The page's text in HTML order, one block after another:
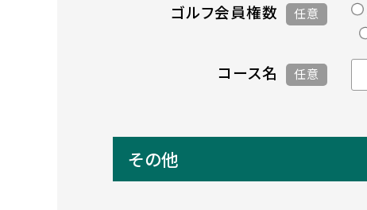
ゴルフ会員権数 任意
コース名 任意
その他